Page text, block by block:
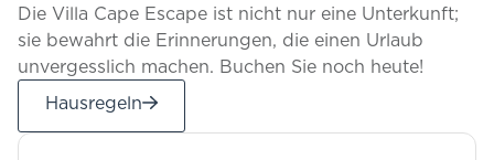
Die Villa Cape Escape ist nicht nur eine Unterkunft;
sie bewahrt die Erinnerungen, die einen Urlaub
unvergesslich machen. Buchen Sie noch heute!
Hausregeln